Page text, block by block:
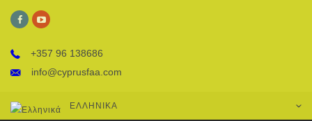
+357 96 138686
info@cyprusfaa.com
ΕΛΛΗΝΙΚΆ